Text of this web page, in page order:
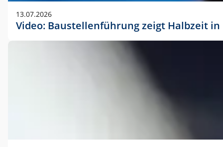
13.07.2026
Video: Baustellenführung zeigt Halbzeit